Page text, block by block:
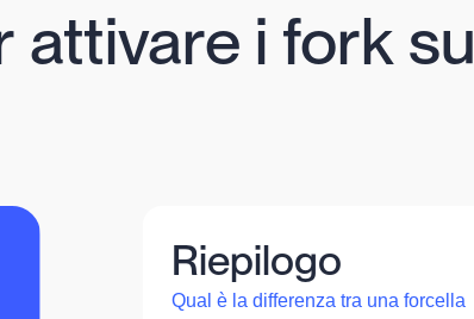
i fork su
Riepilogo
Qual è la differenza tra una forcella